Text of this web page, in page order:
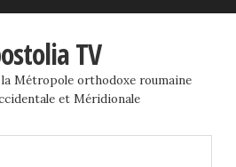
TV
Métropole orthodoxe roumaine
et Méridionale